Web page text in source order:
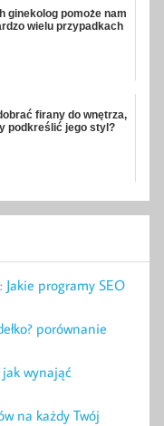
ginekolog pomoże nam
wielu przypadkach
firany do wnętrza,
podkreślić jego styl?
programy SEO
porównanie
jak wynająć
na każdy Twój